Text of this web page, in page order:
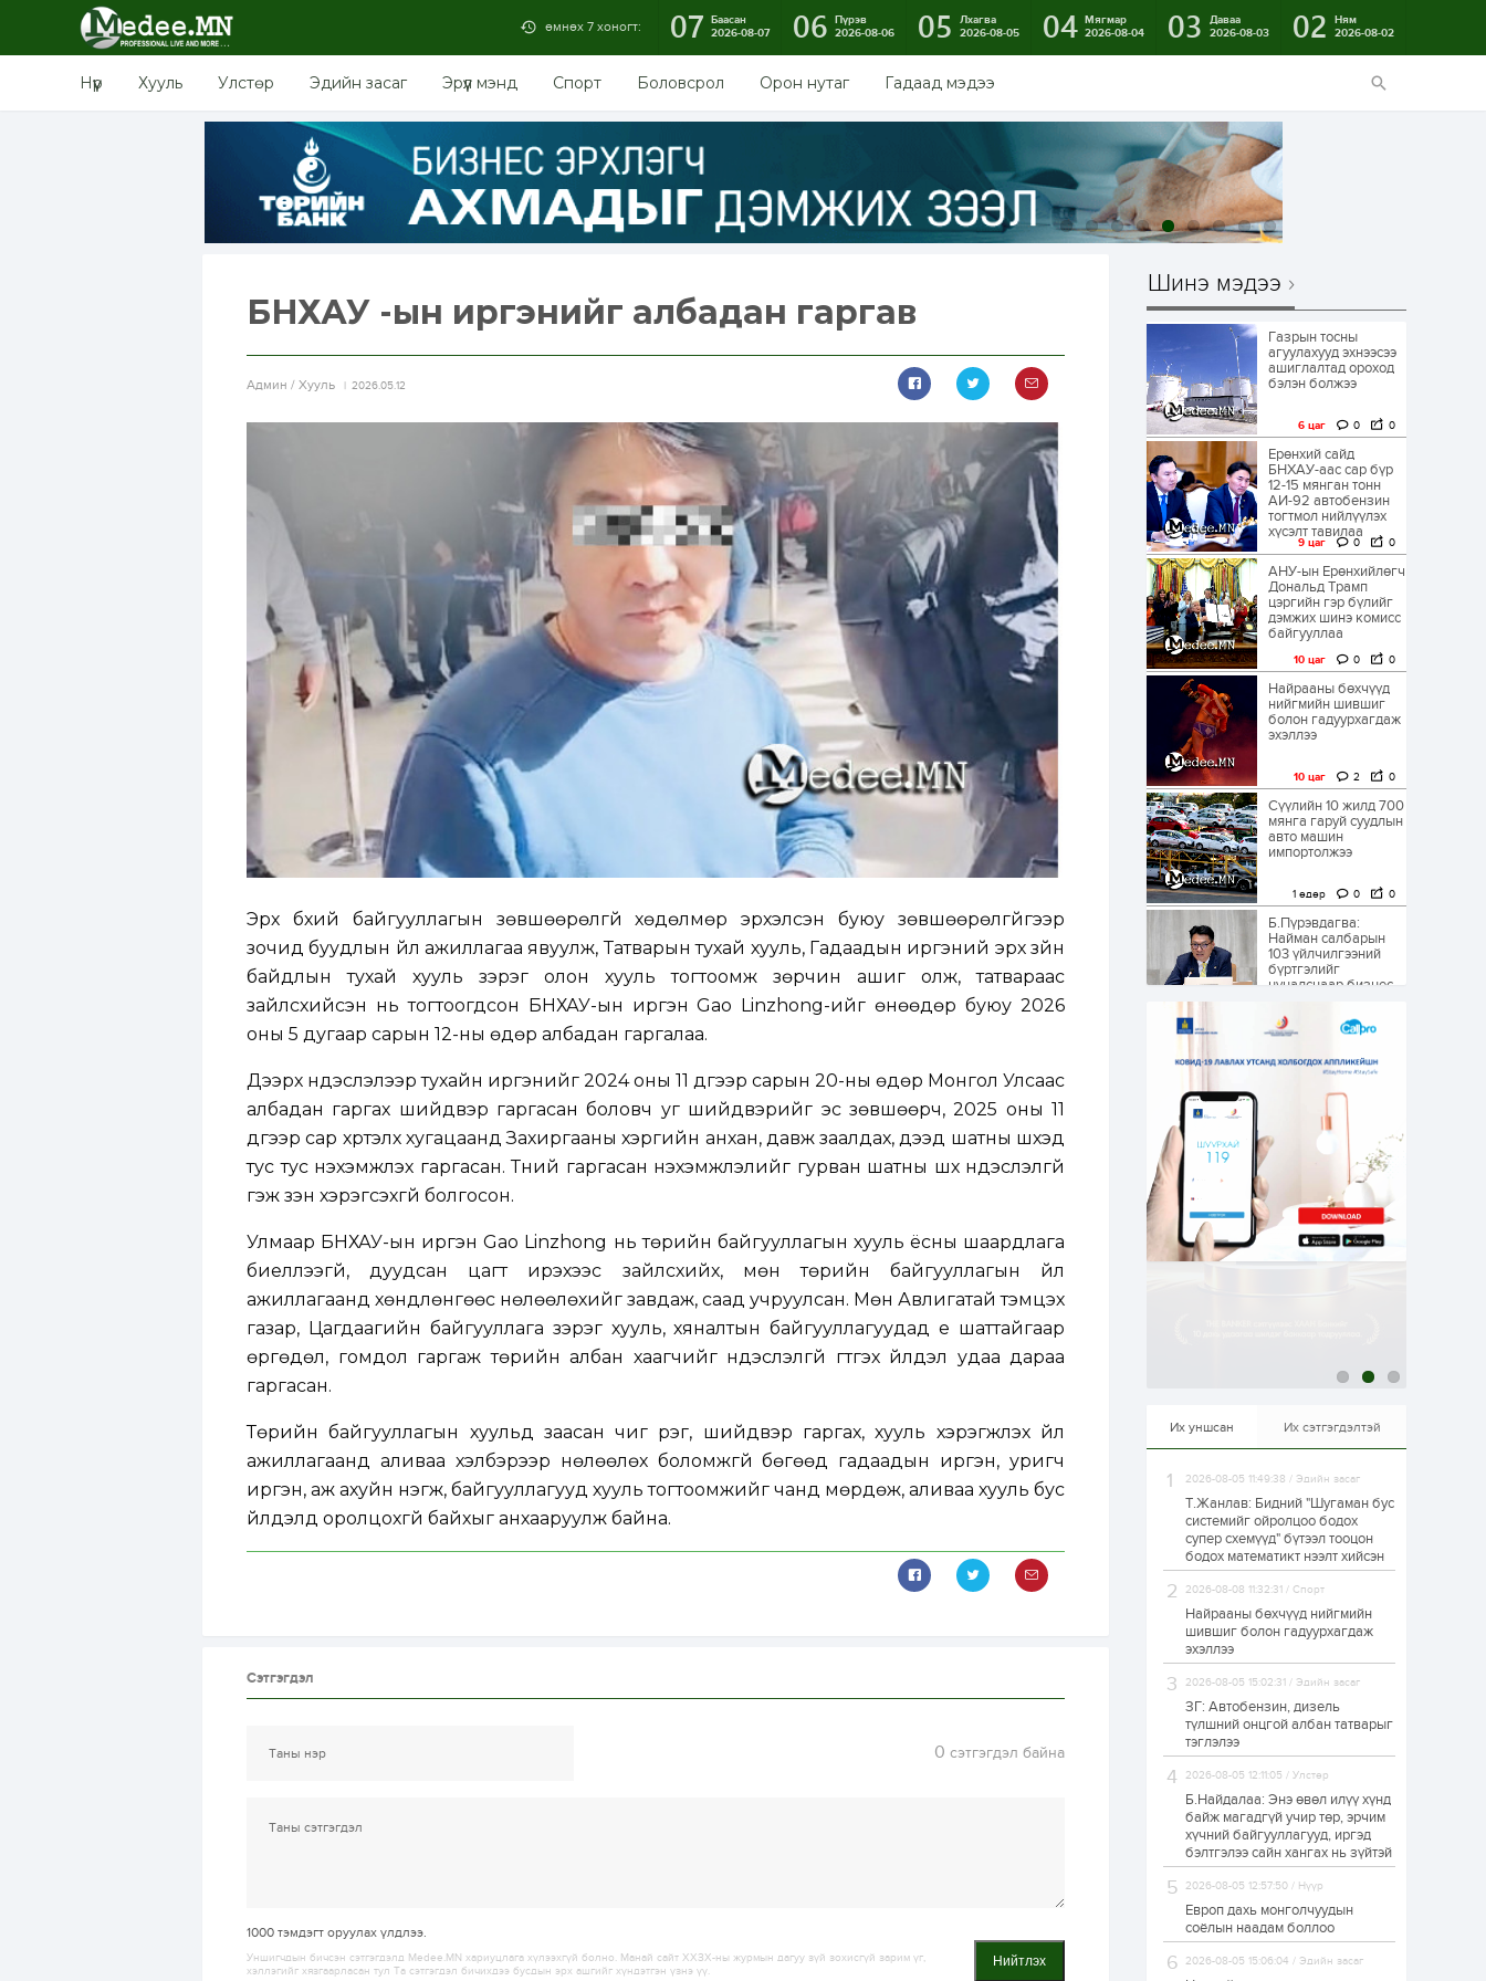
өмнөх 7 хоногт: 07 Баасан
2026-08-07
06 Пүрэв
2026-08-06
05
Лхагва
2026-08-05
04 Мягмар
2026-08-04
03
Даваа
2026-08-03
02
Ням
2026-08-02
Нүүр Хууль Улстөр Эдийн засаг Эрүүл мэнд Спорт Боловсрол Орон нутаг Гадаад мэдээ
БНХАУ -ын иргэнийг албадан гаргав
Aдмин / Хууль 2026.05.12
Эрх бүхий байгууллагын зөвшөөрөлгүй хөдөлмөр эрхэлсэн буюу зөвшөөрөлгүйгээр
зочид буудлын үйл ажиллагаа явуулж, Татварын тухай хууль, Гадаадын иргэний эрх зүйн
байдлын тухай хууль зэрэг олон хууль тогтоомж зөрчин ашиг олж, татвараас
зайлсхийсэн нь тогтоогдсон БНХАУ-ын иргэн Gao Linzhong-ийг өнөөдөр буюу 2026
оны 5 дугаар сарын 12-ны өдөр албадан гаргалаа.
Дээрх үндэслэлээр тухайн иргэнийг 2024 оны 11 дүгээр сарын 20-ны өдөр Монгол Улсаас
албадан гаргах шийдвэр гаргасан боловч уг шийдвэрийг эс зөвшөөрч, 2025 оны 11
дүгээр сар хүртэлх хугацаанд Захиргааны хэргийн анхан, давж заалдах, дээд шатны шүүхэд
тус тус нэхэмжлэх гаргасан. Түүний гаргасан нэхэмжлэлийг гурван шатны шүүх үндэслэлгүй
гэж үзэн хэрэгсэхгүй болгосон.
Улмаар БНХАУ-ын иргэн Gao Linzhong нь төрийн байгууллагын хууль ёсны шаардлага
биелүүлээгүй, дуудсан цагт ирэхээс зайлсхийх, мөн төрийн байгууллагын үйл
ажиллагаанд хөндлөнгөөс нөлөөлөхийг завдаж, саад учруулсан. Мөн Авлигатай тэмцэх
газар, Цагдаагийн байгууллага зэрэг хууль, хяналтын байгууллагуудад үе шаттайгаар
өргөдөл, гомдол гаргаж төрийн албан хаагчийг үндэслэлгүй гүтгэх үйлдэл удаа дараа
гаргасан.
Төрийн байгууллагын хуульд заасан чиг үүрэг, шийдвэр гаргах, хууль хэрэгжүүлэх үйл
ажиллагаанд аливаа хэлбэрээр нөлөөлөх боломжгүй бөгөөд гадаадын иргэн, уригч
иргэн, аж ахуйн нэгж, байгууллагууд хууль тогтоомжийг чанд мөрдөж, аливаа хууль бус
үйлдэлд оролцохгүй байхыг анхааруулж байна.
Сэтгэгдэл
0 сэтгэгдэл байна
1000 тэмдэгт оруулах үлдлээ.
Нийтлэх
Уншигчдын бичсэн сэтгэгдэлд Medee.MN хариуцлага хүлээхгүй болно. Манай сайт ХХЗХ-ны журмын дагуу зүй зохисгүй зарим үг,
хэллэгийг хязгаарласан тул Та сэтгэгдэл бичихдээ бусдын эрх ашгийг хүндэтгэн үзнэ үү.
Шинэ мэдээ
Газрын тосны
агуулахууд эхнээсээ
ашиглалтад ороход
бэлэн болжээ
6 цаг 0 0
Ерөнхий сайд
БНХАУ-аас сар бүр
12-15 мянган тонн
АИ-92 автобензин
тогтмол нийлүүлэх
хүсэлт тавилаа
9 цаг 0 0
АНУ-ын Ерөнхийлөгч
Дональд Трамп
цэргийн гэр бүлийг
дэмжих шинэ комисс
байгууллаа
10 цаг 0 0
Найрааны бөхчүүд
нийгмийн шившиг
болон гадуурхагдаж
эхэллээ
10 цаг 2 0
Сүүлийн 10 жилд 700
мянга гаруй суудлын
авто машин
импортолжээ
1 өдөр 0 0
Б.Пүрэвдагва:
Найман салбарын
103 үйлчилгээний
бүртгэлийг
цуцалснаар бизнес
Долдугаар сард
709.503 зөрчил
бүртгэгджээ
1 өдөр
Цалинтай ээжийн 50
мянган төгрөгийн
тэтгэмжийг 500
мянгад хүргэх
өргөдөлд санал авч
эхэлжээ
1 өдөр 2
өсөж байна
1 өдөр 0
Худалдагч
Н.Амарзаяа:
Дэлгүүрийн 32
хуудастай өрийн
дэвтэр долоо хоногт
л дүүрдэг
1 өдөр
Б.Хулан дэлхийн
аварга боллоо
1 өдөр
намрын экспортын
орлого Монголд
юм
1 өдөр 0
Автомашины улсын
тоогоор төгссөн бол
өнөөдөр шатахуун
авна
Их уншсан Их сэтгэгдэлтэй
2026-08-05 11:49:38 / Эдийн засаг
Т.Жанлав: Бидний "Шугаман бус
системийг ойролцоо бодох
супер схемүүд" бүтээл тооцон
бодох математикт нээлт хийсэн
2026-08-08 11:32:31 / Спорт
Найрааны бөхчүүд нийгмийн
шившиг болон гадуурхагдаж
эхэллээ
2026-08-05 15:02:31 / Эдийн засаг
ЗГ: Автобензин, дизель
түлшний онцгой албан татварыг
тэглэлээ
2026-08-05 12:11:05 / Улстөр
Б.Найдалаа: Энэ өвөл илүү хүнд
байж магадгүй учир төр, эрчим
хүчний байгууллагууд, иргэд
бэлтгэлээ сайн хангах нь зүйтэй
2026-08-05 12:57:50 / Нүүр
Европ дахь монголчуудын
соёлын наадам боллоо
2026-08-05 15:06:04 / Эдийн засаг